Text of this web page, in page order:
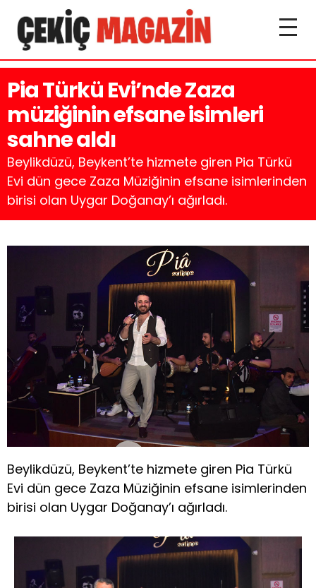
Pia Türkü Evi’nde Zaza
müziğinin efsane isimleri
sahne aldı
Beylikdüzü, Beykent’te hizmete giren Pia Türkü
Evi dün gece Zaza Müziğinin efsane isimlerinden
birisi olan Uygar Doğanay’ı ağırladı.
Beylikdüzü, Beykent’te hizmete giren Pia Türkü
Evi dün gece Zaza Müziğinin efsane isimlerinden
birisi olan Uygar Doğanay’ı ağırladı.